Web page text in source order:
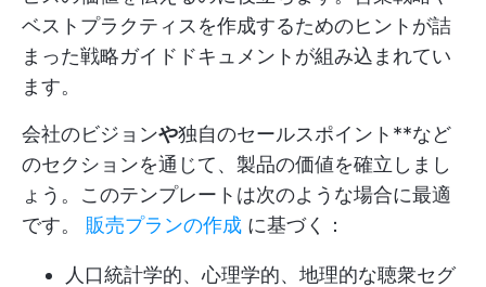
ベストプラクティスを作成するためのヒントが詰
まった戦略ガイドドキュメントが組み込まれてい
ます。
会社のビジョンや独自のセールスポイント**など
のセクションを通じて、製品の価値を確立しまし
ょう。このテンプレートは次のような場合に最適
です。 販売プランの作成 に基づく：
人口統計学的、心理学的、地理的な聴衆セグ